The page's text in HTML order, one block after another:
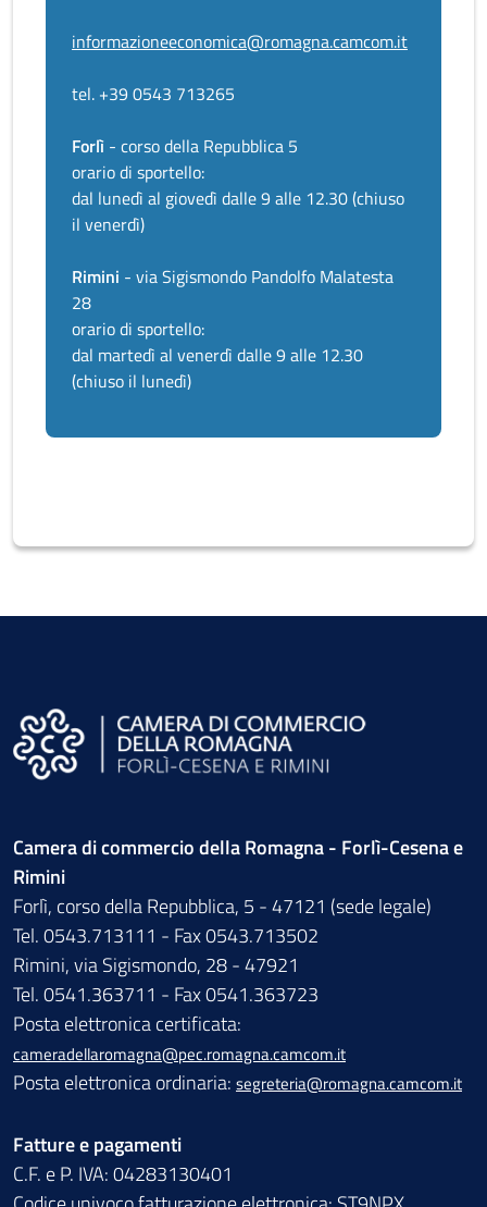
informazioneeconomica@romagna.camcom.it
tel. +39 0543 713265
Forlì - corso della Repubblica 5
orario di sportello:
dal lunedì al giovedì dalle 9 alle 12.30 (chiuso
il venerdì)
Rimini - via Sigismondo Pandolfo Malatesta
28
orario di sportello:
dal martedì al venerdì dalle 9 alle 12.30
(chiuso il lunedì)
Camera di commercio della Romagna - Forlì-Cesena e
Rimini
Forlì, corso della Repubblica, 5 - 47121 (sede legale)
Tel. 0543.713111 - Fax 0543.713502
Rimini, via Sigismondo, 28 - 47921
Tel. 0541.363711 - Fax 0541.363723
Posta elettronica certificata:
cameradellaromagna@pec.romagna.camcom.it
Posta elettronica ordinaria: segreteria@romagna.camcom.it
Fatture e pagamenti
C.F. e P. IVA: 04283130401